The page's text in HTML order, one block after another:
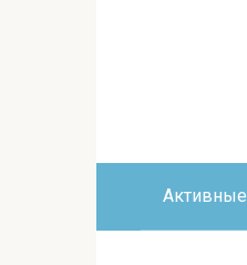
Активные